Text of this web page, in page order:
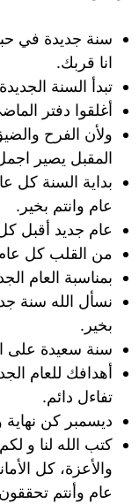
سنة جديدة في
انا قربك.
تبدأ السنة
أغلقوا دفتر
ولأن الفرح
المقبل يصير
بداية السنة كل
عام وانتم بخير.
عام جديد أقبل
من القلب كل عام
بمناسبة العام
نسأل الله سنة
بخير.
سنة سعيدة على
أهدافك للعام
تفاءل دائم.
ديسمبر كن نهاية
كتب الله لنا و
والأعزة، كل
عام وأنتم